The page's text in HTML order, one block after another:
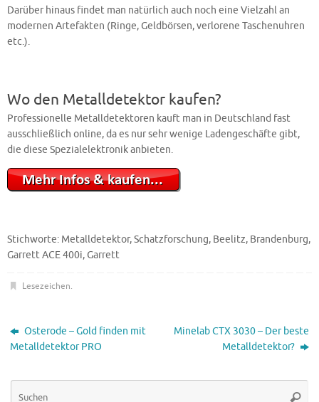
Darüber hinaus findet man natürlich auch noch eine Vielzahl an
modernen Artefakten (Ringe, Geldbörsen, verlorene Taschenuhren
etc.).
Wo den Metalldetektor kaufen?
Professionelle Metalldetektoren kauft man in Deutschland fast
ausschließlich online, da es nur sehr wenige Ladengeschäfte gibt,
die diese Spezialelektronik anbieten.
Stichworte: Metalldetektor, Schatzforschung, Beelitz, Brandenburg,
Garrett ACE 400i, Garrett
Lesezeichen.
Osterode – Gold finden mit
Metalldetektor PRO
Minelab CTX 3030 – Der beste
Metalldetektor?